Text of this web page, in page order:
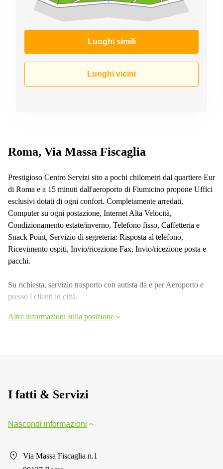
Meeting
Firenze
Coworking
in affitto su
Centers
Luoghi simili
Luoghi vicini
Roma, Via Massa Fiscaglia
Prestigioso Centro Servizi sito a pochi chilometri dal quartiere Eur
di Roma e a 15 minuti dall'aeroporto di Fiumicino propone Uffici
esclusivi dotati di ogni confort. Completamente arredati,
Computer su ogni postazione, Internet Alta Velocità,
Condizionamento estate/inverno, Telefono fisso, Caffetteria e
Snack Point, Servizio di segreteria: Risposta al telefono,
Ricevimento ospiti, Invio/ricezione Fax, Invio/ricezione posta e
pacchi.
Su richiesta, servizio trasporto con autista da e per Aeroporto e
presso i clienti in città.
Altre informazioni sulla posizione
I fatti & Servizi
Nascondi informazioni
Via Massa Fiscaglia n.1